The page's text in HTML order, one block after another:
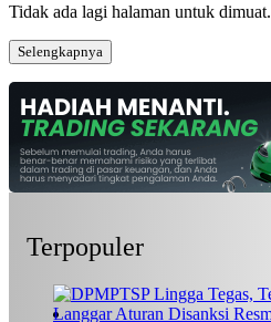
Tidak ada lagi halaman untuk dimuat.
Selengkapnya
Terpopuler